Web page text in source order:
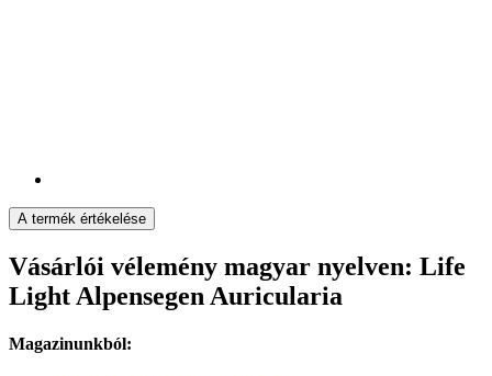
A termék értékelése
Vásárlói vélemény magyar nyelven: Life
Light Alpensegen Auricularia
Magazinunkból: